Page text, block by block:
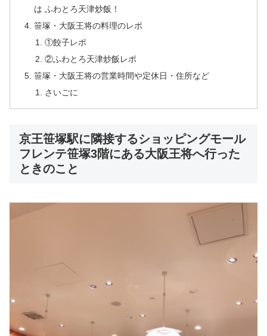
は ふわとろ天津炒飯！
笹塚・大阪王将の料理のレポ
①餃子レポ
②ふわとろ天津炒飯レポ
笹塚・大阪王将の営業時間や定休日・住所など
さいごに
京王笹塚駅に隣接するショッピングモール
フレンテ笹塚3階にある大阪王将へ行った
ときのこと